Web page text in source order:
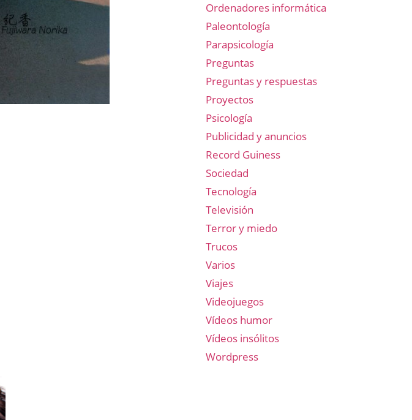
Ordenadores informática
Paleontología
Parapsicología
Preguntas
Preguntas y respuestas
Proyectos
Psicología
Publicidad y anuncios
Record Guiness
Sociedad
Tecnología
Televisión
Terror y miedo
Trucos
Varios
Viajes
Videojuegos
Vídeos humor
Vídeos insólitos
Wordpress